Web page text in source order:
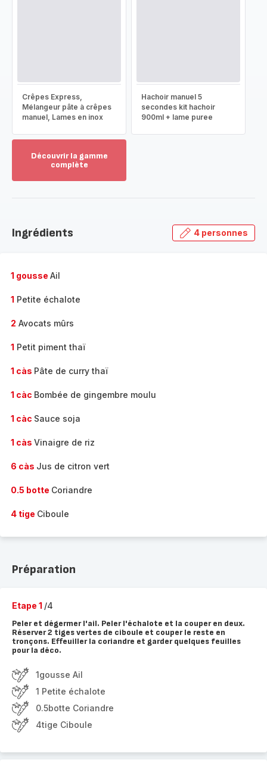
Crêpes Express,
Mélangeur pâte à crêpes
manuel, Lames en inox
Hachoir manuel 5
secondes kit hachoir
900ml + lame puree
Découvrir la gamme
complète
gamme
Ingrédients 4 personnes
1 gousse Ail
1 Petite échalote
2 Avocats mûrs
1 Petit piment thaï
1 càs Pâte de curry thaï
1 càc Bombée de gingembre moulu
1 càc Sauce soja
1 càs Vinaigre de riz
6 càs Jus de citron vert
0.5 botte Coriandre
4 tige Ciboule
Préparation
Etape 1 /4
Peler et dégermer l'ail. Peler l'échalote et la couper en deux.
Réserver 2 tiges vertes de ciboule et couper le reste en
tronçons. Effeuiller la coriandre et garder quelques feuilles
pour la déco.
1gousse Ail
1 Petite échalote
0.5botte Coriandre
4tige Ciboule